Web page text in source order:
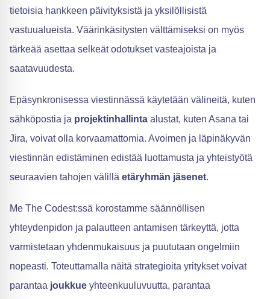
tietoisia hankkeen päivityksistä ja yksilöllisistä
vastuualueista. Väärinkäsitysten välttämiseksi on myös
tärkeää asettaa selkeät odotukset vasteajoista ja
saatavuudesta.
Epäsynkronisessa viestinnässä käytetään välineitä, kuten
sähköpostia ja projektinhallinta alustat, kuten Asana tai
Jira, voivat olla korvaamattomia. Avoimen ja läpinäkyvän
viestinnän edistäminen edistää luottamusta ja yhteistyötä
seuraavien tahojen välillä etäryhmän jäsenet.
Me The Codest:ssä korostamme säännöllisen
yhteydenpidon ja palautteen antamisen tärkeyttä, jotta
varmistetaan yhdenmukaisuus ja puututaan ongelmiin
nopeasti. Toteuttamalla näitä strategioita yritykset voivat
parantaa joukkue yhteenkuuluvuutta, parantaa